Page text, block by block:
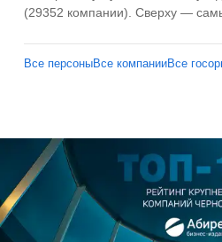
(29352 компании). Сверху —
Все персоныВсе компанииВсе